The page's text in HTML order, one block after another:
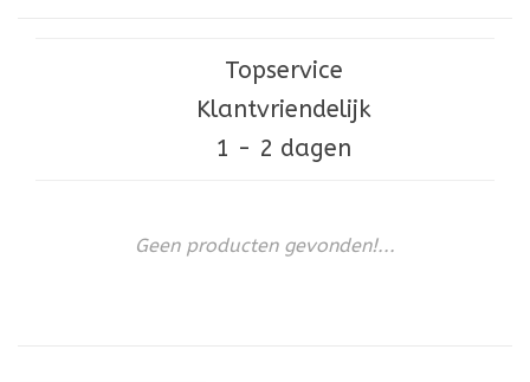
Topservice
Klantvriendelijk
1 - 2 dagen
Geen producten gevonden!...